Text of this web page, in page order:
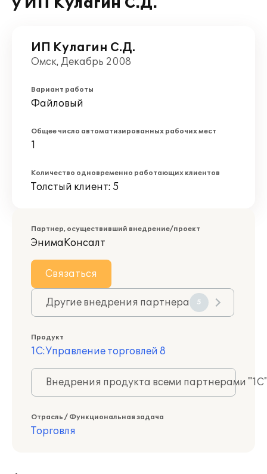
ИП Кулагин С.Д.
Омск, Декабрь 2008
Вариант работы
Файловый
Общее число автоматизированных рабочих мест
1
Количество одновременно работающих клиентов
Толстый клиент: 5
Партнер, осуществивший внедрение/проект
ЭнимаКонсалт
Связаться
Другие внедрения партнера 5
Продукт
1С:Управление торговлей 8
Внедрения продукта всеми партнерами
Отрасль / Функциональная задача
Торговля